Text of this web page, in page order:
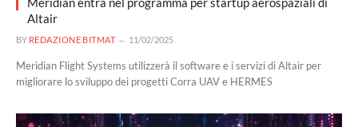
Altair
BY REDAZIONE BITMAT 11/02/2025
Meridian Flight Systems utilizzerà il software e i servizi di Altair per
migliorare lo sviluppo dei progetti Corra UAV e HERMES